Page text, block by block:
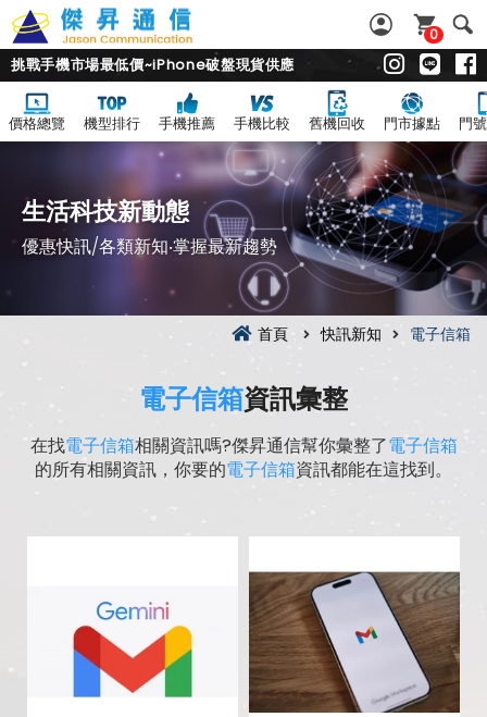
0
挑戰手機市場最低價~iPhone破盤現貨供應
價格總覽 機型排行 手機推薦 手機比較 舊機回收 門市據點 門
生活科技新動態
優惠快訊/各類新知‧掌握最新趨勢
首頁 快訊新知 電子信箱
電子信箱資訊彙整
在找電子信箱相關資訊嗎?傑昇通信幫你彙整了電子信箱
的所有相關資訊，你要的電子信箱資訊都能在這找到。